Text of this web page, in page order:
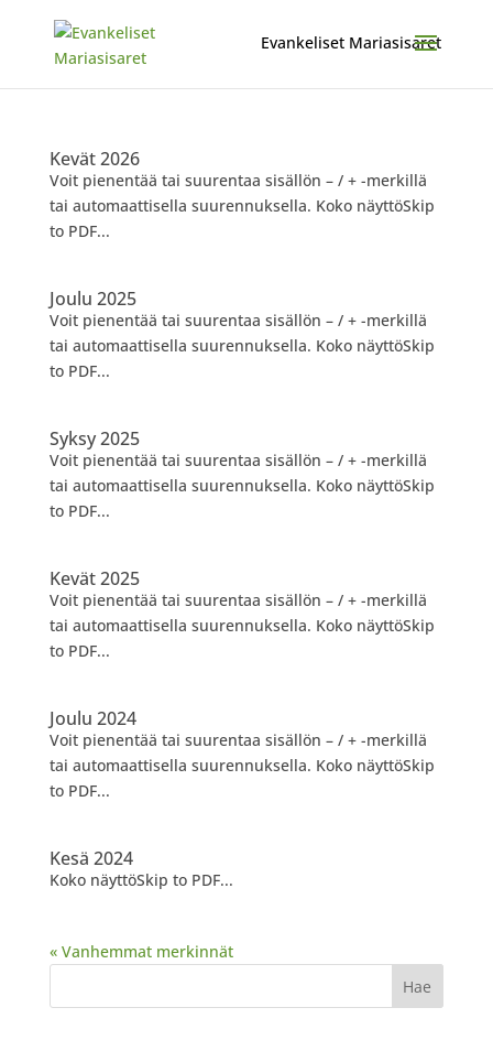
Kevät 2026
Voit pienentää tai suurentaa sisällön – / + -merkillä
tai automaattisella suurennuksella. Koko näyttöSkip
to PDF...
Joulu 2025
Voit pienentää tai suurentaa sisällön – / + -merkillä
tai automaattisella suurennuksella. Koko näyttöSkip
to PDF...
Syksy 2025
Voit pienentää tai suurentaa sisällön – / + -merkillä
tai automaattisella suurennuksella. Koko näyttöSkip
to PDF...
Kevät 2025
Voit pienentää tai suurentaa sisällön – / + -merkillä
tai automaattisella suurennuksella. Koko näyttöSkip
to PDF...
Joulu 2024
Voit pienentää tai suurentaa sisällön – / + -merkillä
tai automaattisella suurennuksella. Koko näyttöSkip
to PDF...
Kesä 2024
Koko näyttöSkip to PDF...
« Vanhemmat merkinnät